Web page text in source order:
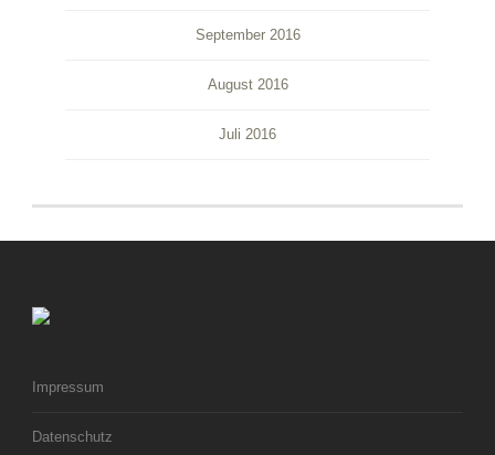
September 2016
August 2016
Juli 2016
Impressum
Datenschutz